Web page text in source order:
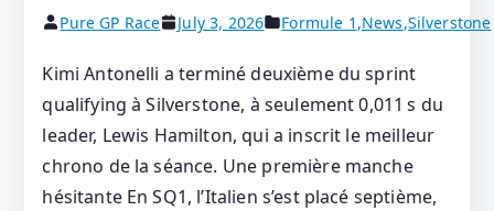
Pure GP Race July 3, 2026 Formule 1 ,News,Silverstone
Kimi Antonelli a terminé deuxième du sprint
qualifying à Silverstone, à seulement 0,011 s du
leader, Lewis Hamilton, qui a inscrit le meilleur
chrono de la séance. Une première manche
hésitante En SQ1, l’Italien s’est placé septième,